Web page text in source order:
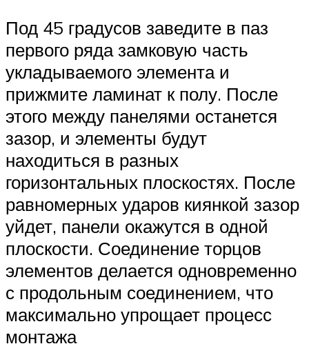
Под 45 градусов заведите в паз
первого ряда замковую часть
укладываемого элемента и
прижмите ламинат к полу. После
этого между панелями останется
зазор, и элементы будут
находиться в разных
горизонтальных плоскостях. После
равномерных ударов киянкой зазор
уйдет, панели окажутся в одной
плоскости. Соединение торцов
элементов делается одновременно
с продольным соединением, что
максимально упрощает процесс
монтажа